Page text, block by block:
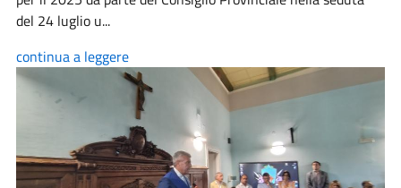
del 24 luglio u...
continua a leggere